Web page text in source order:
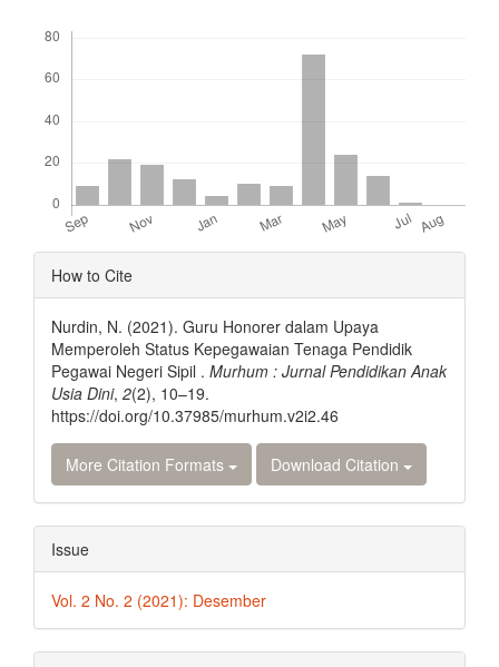
Article
Details
How to Cite
Nurdin, N. (2021). Guru Honorer dalam Upaya
Memperoleh Status Kepegawaian Tenaga Pendidik
Pegawai Negeri Sipil . Murhum : Jurnal Pendidikan Anak
Usia Dini, 2(2), 10–19.
https://doi.org/10.37985/murhum.v2i2.46
More Citation Formats Download Citation
Issue
Vol. 2 No. 2 (2021): Desember